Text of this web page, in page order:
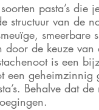
pasta’s
structuur van de
smeerbare
door de keuze
is een
een
Behalve dat